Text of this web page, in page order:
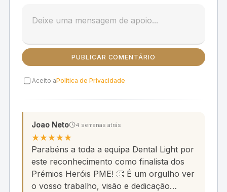
PUBLICAR COMENTÁRIO
Aceito aPolítica de Privacidade
Joao Neto 4 semanas atrás
★★★★★
Parabéns a toda a equipa Dental Light por
este reconhecimento como finalista dos
Prémios Heróis PME! 👏 É um orgulho ver
o vosso trabalho, visão e dedicação